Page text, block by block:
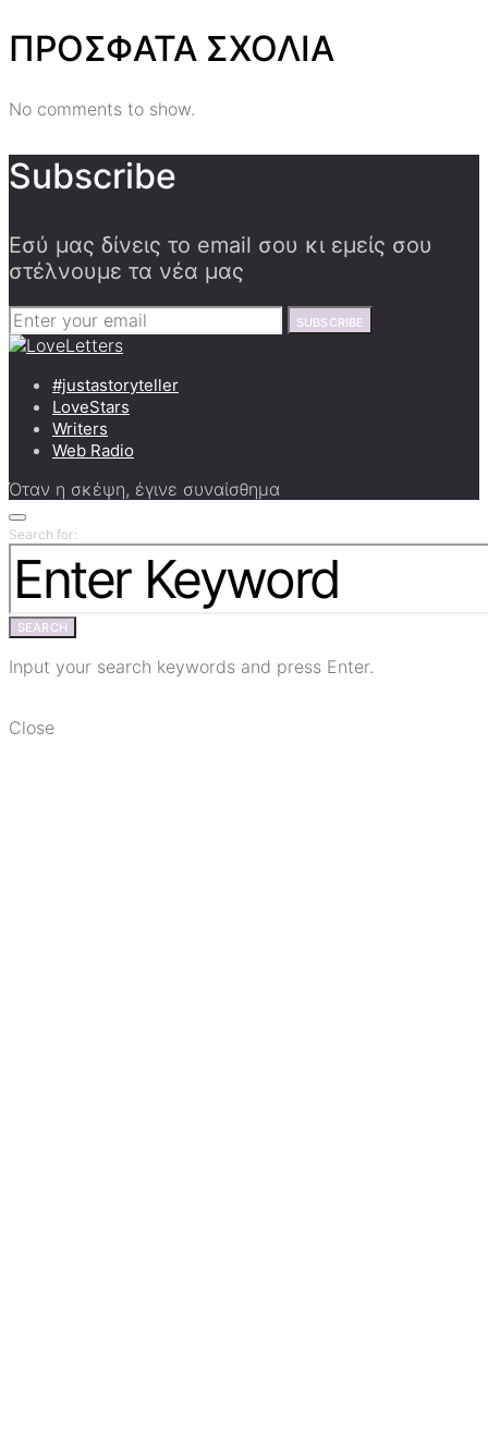
ΠΡΟΣΦΑΤΑ ΣΧΟΛΙΑ
No comments to show.
Subscribe
Εσύ μας δίνεις το email σου κι εμείς σου
στέλνουμε τα νέα μας
SUBSCRIBE
#justastoryteller
LoveStars
Writers
Web Radio
Όταν η σκέψη, έγινε συναίσθημα
Search for:
SEARCH
Input your search keywords and press Enter.
Close